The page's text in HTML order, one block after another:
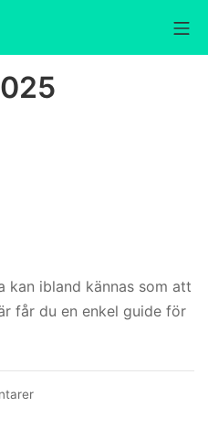
ränta
ibland kännas som att
får du en enkel guide för
till